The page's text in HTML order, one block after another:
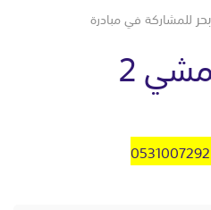
للمشاركة في مبادرة
2